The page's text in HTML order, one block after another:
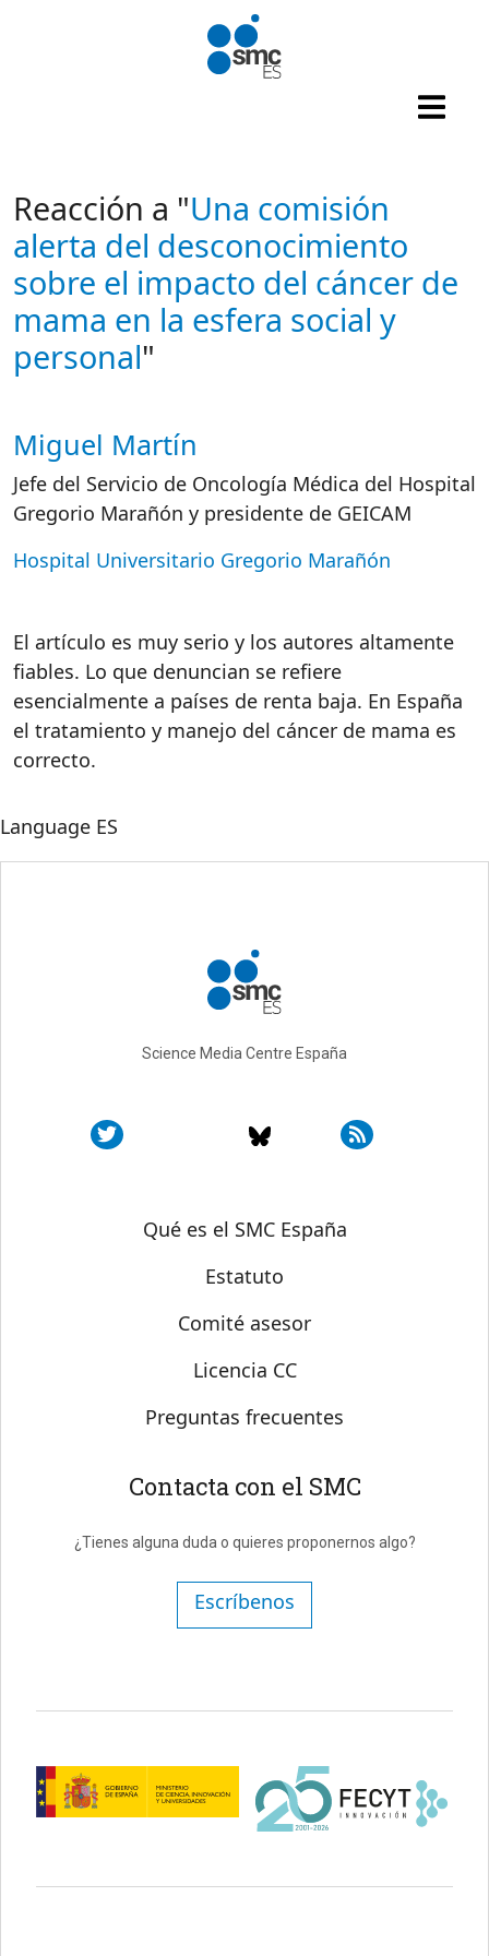
Pasar al contenido principal
Reacción a "Una comisión
alerta del desconocimiento
sobre el impacto del cáncer de
mama en la esfera social y
personal"
Autor/es reacciones
Miguel Martín
Jefe del Servicio de Oncología Médica del Hospital
Gregorio Marañón y presidente de GEICAM
Hospital Universitario Gregorio Marañón
El artículo es muy serio y los autores altamente
fiables. Lo que denuncian se refiere
esencialmente a países de renta baja. En España
el tratamiento y manejo del cáncer de mama es
correcto.
Language ES
Science Media Centre España
Sobre SMC España
Qué es el SMC España
Estatuto
Comité asesor
Licencia CC
Preguntas frecuentes
Contacta con el SMC
¿Tienes alguna duda o quieres proponernos algo?
Escríbenos